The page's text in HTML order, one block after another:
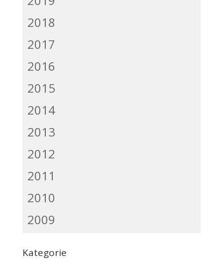
2018
2017
2016
2015
2014
2013
2012
2011
2010
2009
Kategorie